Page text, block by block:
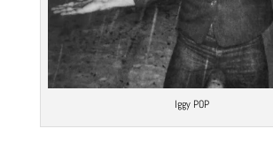
Iggy POP